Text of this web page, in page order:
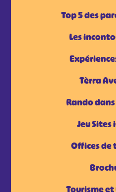
Top 5 des
Les
Tèrra
Rando
Jeu Sites
Offices de
Tourisme